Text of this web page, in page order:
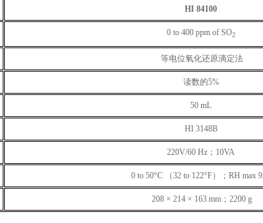
HI 84100
0 to 400 ppm of SO2
等电位氧化还原滴定法
读数的5%
50 mL
HI 3148B
220V/60 Hz ； 10VA
0 to 50°C （32 to 122°F） ； RH max
208 × 214 × 163 mm ； 2200 g